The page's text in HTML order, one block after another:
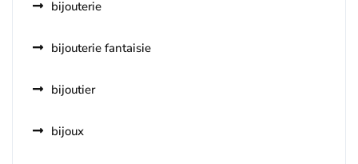
bijouterie
bijouterie fantaisie
bijoutier
bijoux